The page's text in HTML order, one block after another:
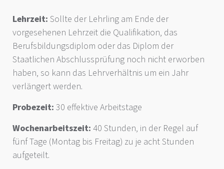
Lehrzeit: Sollte der Lehrling am Ende der
vorgesehenen Lehrzeit die Qualifikation, das
Berufsbildungsdiplom oder das Diplom der
Staatlichen Abschlussprüfung noch nicht erworben
haben, so kann das Lehrverhältnis um ein Jahr
verlängert werden.
Probezeit: 30 effektive Arbeitstage
Wochenarbeitszeit: 40 Stunden, in der Regel auf
fünf Tage (Montag bis Freitag) zu je acht Stunden
aufgeteilt.